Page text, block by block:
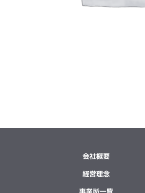
会社概要
経営理念
事業所一覧